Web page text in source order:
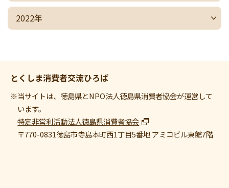
2022年
とくしま消費者交流ひろば
※当サイトは、徳島県とNPO法人徳島県消費者協会が運営して
います。
特定非営利活動法人徳島県消費者協会
〒770-0831徳島市寺島本町西1丁目5番地 アミコビル東館7階